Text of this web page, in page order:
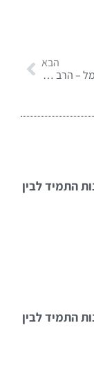
הבא
גדרי ברכת הגומל – הרב מאור קיים
התמיד לבין
התמיד לבין